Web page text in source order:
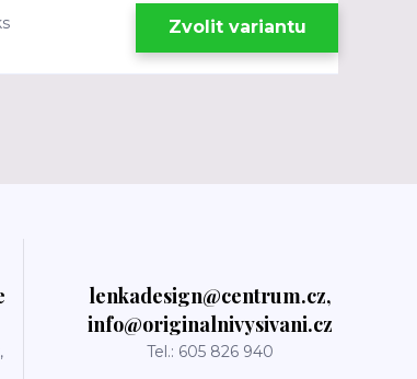
Zvolit variantu
lenkadesign@centrum.cz,
info@originalnivysivani.cz
Tel.: 605 826 940